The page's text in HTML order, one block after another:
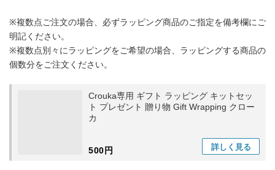
※複数点ご注文の場合、必ずラッピング商品のご指定を備考欄にご
明記ください。
※複数点別々にラッピングをご希望の場合、ラッピングする商品の
個数分をご注文ください。
Crouka専用 ギフト ラッピング キットセッ
ト プレゼント 贈り物 Gift Wrapping クロー
カ
500円 詳しく 見る